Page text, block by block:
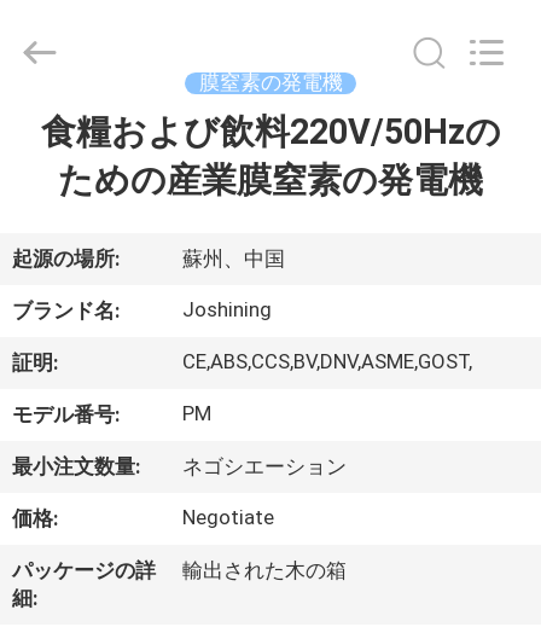
品
わ
た
し
ち
に
2026
JoShining
Technology
Co.,Ltd.
膜窒素の発電機
食糧および飲料220V/50Hzの
ための産業膜窒素の発電機
起源の場所: 蘇州、中国
ブランド名: Joshining
証明: CE,ABS,CCS,BV,DNV,ASME,GOST,
モデル番号: PM
最小注文数量: ネゴシエーション
価格: Negotiate
パッケージの詳
細:
輸出された木の箱